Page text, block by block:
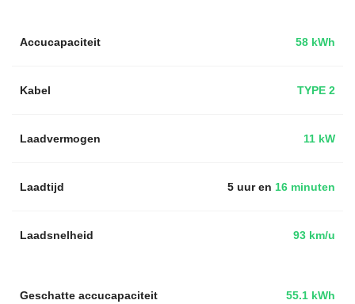
Accucapaciteit 58 kWh
Kabel TYPE 2
Laadvermogen 11 kW
Laadtijd 5 uur en 16 minuten
Laadsnelheid 93 km/u
55.1 kWh
Geschatte accucapaciteit